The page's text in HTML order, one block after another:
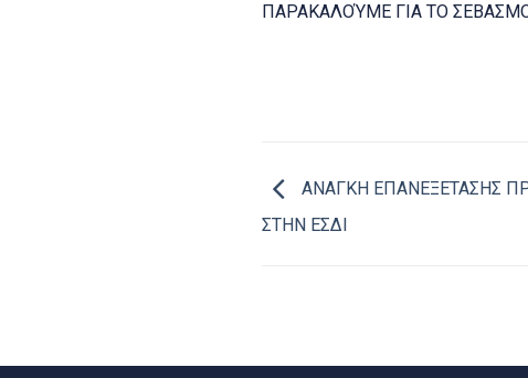
ΠΑΡΑΚΑΛΟΎΜΕ ΓΙΑ ΤΟ
ΑΝΑΓΚΗ ΕΠΑΝΕΞΕΤΑΣΗΣ
ΣΤΗΝ ΕΣΔΙ